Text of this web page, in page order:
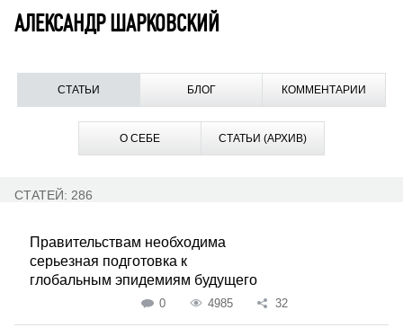
АЛЕКСАНДР ШАРКОВСКИЙ
СТАТЬИ БЛОГ КОММЕНТАРИИ
О СЕБЕ СТАТЬИ (АРХИВ)
СТАТЕЙ: 286
Правительствам необходима
серьезная подготовка к
глобальным эпидемиям будущего
0 4985 32